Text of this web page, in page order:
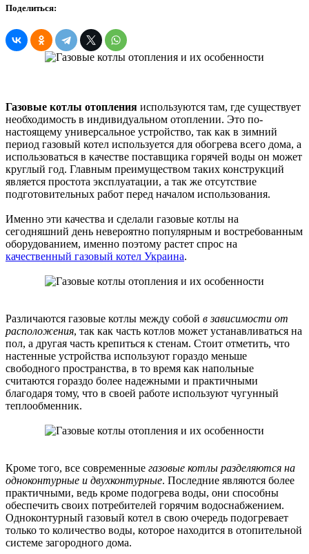
Поделиться:
Газовые котлы отопления используются там, где существует
необходимость в индивидуальном отоплении. Это по-
настоящему универсальное устройство, так как в зимний
период газовый котел используется для обогрева всего дома, а
использоваться в качестве поставщика горячей воды он может
круглый год. Главным преимуществом таких конструкций
является простота эксплуатации, а так же отсутствие
подготовительных работ перед началом использования.
Именно эти качества и сделали газовые котлы на
сегодняшний день невероятно популярным и востребованным
оборудованием, именно поэтому растет спрос на
качественный газовый котел Украина.
Различаются газовые котлы между собой в зависимости от
расположения, так как часть котлов может устанавливаться на
пол, а другая часть крепиться к стенам. Стоит отметить, что
настенные устройства используют гораздо меньше
свободного пространства, в то время как напольные
считаются гораздо более надежными и практичными
благодаря тому, что в своей работе используют чугунный
теплообменник.
Кроме того, все современные газовые котлы разделяются на
одноконтурные и двухконтурные. Последние являются более
практичными, ведь кроме подогрева воды, они способны
обеспечить своих потребителей горячим водоснабжением.
Одноконтурный газовый котел в свою очередь подогревает
только то количество воды, которое находится в отопительной
системе загородного дома.